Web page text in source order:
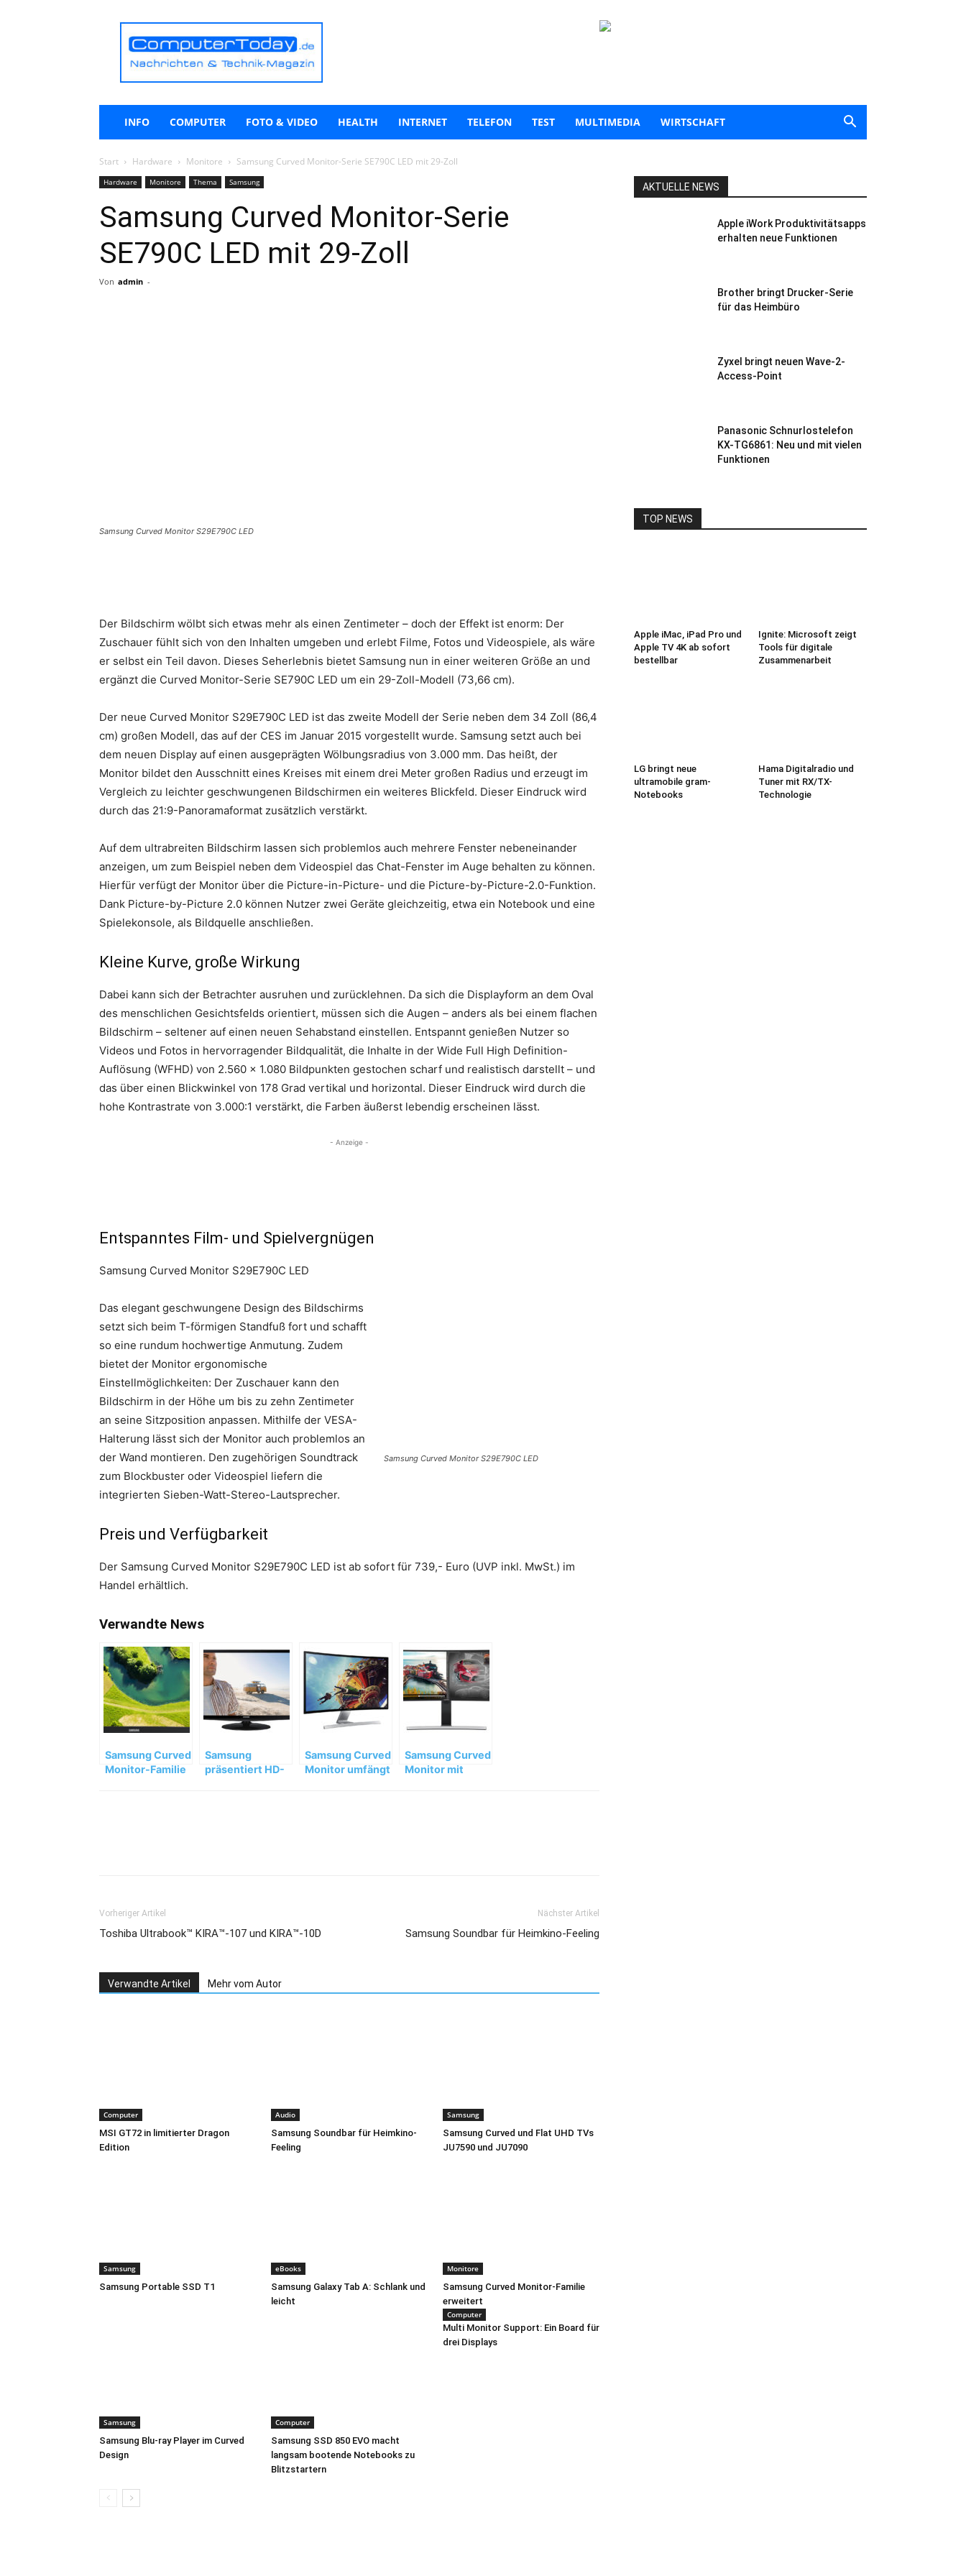
ComputerToday.de
INFO COMPUTER FOTO & VIDEO HEALTH INTERNET TELEFON TEST MULTIMEDIA WIRTSCHAFT
Start Hardware Monitore Samsung Curved Monitor-Serie SE790C LED mit 29-Zoll
Hardware Monitore Thema Samsung
Samsung Curved Monitor-Serie
SE790C LED mit 29-Zoll
Von admin -
Samsung Curved Monitor S29E790C LED
Der Bildschirm wölbt sich etwas mehr als einen Zentimeter – doch der Effekt ist enorm: Der
Zuschauer fühlt sich von den Inhalten umgeben und erlebt Filme, Fotos und Videospiele, als wäre
er selbst ein Teil davon. Dieses Seherlebnis bietet Samsung nun in einer weiteren Größe an und
ergänzt die Curved Monitor-Serie SE790C LED um ein 29-Zoll-Modell (73,66 cm).
Der neue Curved Monitor S29E790C LED ist das zweite Modell der Serie neben dem 34 Zoll (86,4
cm) großen Modell, das auf der CES im Januar 2015 vorgestellt wurde. Samsung setzt auch bei
dem neuen Display auf einen ausgeprägten Wölbungsradius von 3.000 mm. Das heißt, der
Monitor bildet den Ausschnitt eines Kreises mit einem drei Meter großen Radius und erzeugt im
Vergleich zu leichter geschwungenen Bildschirmen ein weiteres Blickfeld. Dieser Eindruck wird
durch das 21:9-Panoramaformat zusätzlich verstärkt.
Auf dem ultrabreiten Bildschirm lassen sich problemlos auch mehrere Fenster nebeneinander
anzeigen, um zum Beispiel neben dem Videospiel das Chat-Fenster im Auge behalten zu können.
Hierfür verfügt der Monitor über die Picture-in-Picture- und die Picture-by-Picture-2.0-Funktion.
Dank Picture-by-Picture 2.0 können Nutzer zwei Geräte gleichzeitig, etwa ein Notebook und eine
Spielekonsole, als Bildquelle anschließen.
Kleine Kurve, große Wirkung
Dabei kann sich der Betrachter ausruhen und zurücklehnen. Da sich die Displayform an dem Oval
des menschlichen Gesichtsfelds orientiert, müssen sich die Augen – anders als bei einem flachen
Bildschirm – seltener auf einen neuen Sehabstand einstellen. Entspannt genießen Nutzer so
Videos und Fotos in hervorragender Bildqualität, die Inhalte in der Wide Full High Definition-
Auflösung (WFHD) von 2.560 x 1.080 Bildpunkten gestochen scharf und realistisch darstellt – und
das über einen Blickwinkel von 178 Grad vertikal und horizontal. Dieser Eindruck wird durch die
hohe Kontrastrate von 3.000:1 verstärkt, die Farben äußerst lebendig erscheinen lässt.
- Anzeige -
Entspanntes Film- und Spielvergnügen
Samsung Curved Monitor S29E790C LED
Samsung Curved Monitor S29E790C LED
Das elegant geschwungene Design des Bildschirms
setzt sich beim T-förmigen Standfuß fort und schafft
so eine rundum hochwertige Anmutung. Zudem
bietet der Monitor ergonomische
Einstellmöglichkeiten: Der Zuschauer kann den
Bildschirm in der Höhe um bis zu zehn Zentimeter
an seine Sitzposition anpassen. Mithilfe der VESA-
Halterung lässt sich der Monitor auch problemlos an
der Wand montieren. Den zugehörigen Soundtrack
zum Blockbuster oder Videospiel liefern die
integrierten Sieben-Watt-Stereo-Lautsprecher.
Preis und Verfügbarkeit
Der Samsung Curved Monitor S29E790C LED ist ab sofort für 739,- Euro (UVP inkl. MwSt.) im
Handel erhältlich.
Verwandte News
Samsung Curved
Monitor-Familie
Samsung
präsentiert HD-
Samsung Curved
Monitor umfängt
Samsung Curved
Monitor mit
Vorheriger Artikel
Toshiba Ultrabook™ KIRA™-107 und KIRA™-10D
Nächster Artikel
Samsung Soundbar für Heimkino-Feeling
Verwandte Artikel Mehr vom Autor
Computer
MSI GT72 in limitierter Dragon
Edition
Audio
Samsung Soundbar für Heimkino-
Feeling
Samsung
Samsung Curved und Flat UHD TVs
JU7590 und JU7090
Samsung
Samsung Portable SSD T1
eBooks
Samsung Galaxy Tab A: Schlank und
leicht
Monitore
Samsung Curved Monitor-Familie
erweitert
Samsung
Samsung Blu-ray Player im Curved
Design
Computer
Samsung SSD 850 EVO macht
langsam bootende Notebooks zu
Blitzstartern
Computer
Multi Monitor Support: Ein Board für
drei Displays
AKTUELLE NEWS
Apple iWork Produktivitätsapps
erhalten neue Funktionen
Brother bringt Drucker-Serie
für das Heimbüro
Zyxel bringt neuen Wave-2-
Access-Point
Panasonic Schnurlostelefon
KX-TG6861: Neu und mit vielen
Funktionen
TOP NEWS
Apple iMac, iPad Pro und
Apple TV 4K ab sofort
bestellbar
Ignite: Microsoft zeigt
Tools für digitale
Zusammenarbeit
LG bringt neue
ultramobile gram-
Notebooks
Hama Digitalradio und
Tuner mit RX/TX-
Technologie